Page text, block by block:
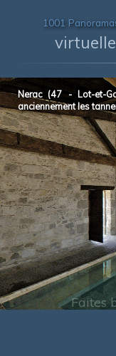
1001
Nerac (47 - Lot-et-
anciennement les